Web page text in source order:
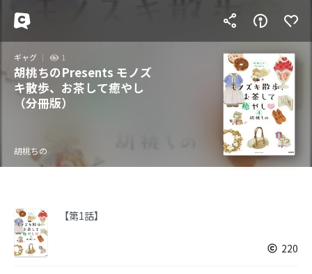
ギャグ 1
胡桃ちのPresents モノズ
キ散歩、お茶して癒やし
（分冊版）
胡桃ちの
【第1話】
220